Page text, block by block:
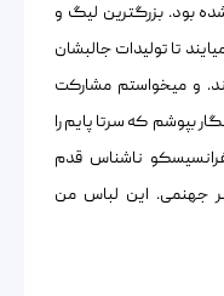
بود. بزرگترین لیگ و
تا تولیدات جالبشان
و میخواستم مشارکت
بپوشم که سرتا پایم را
ناشناس قدم
جهنمی. این لباس من